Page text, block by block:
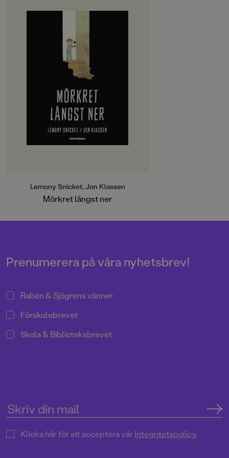
OM BOKEN
Mörkret bor i samma hus som
Alfred. För det mesta håller det till
nere i källaren. Det är bra, för
mörkret kan vara lite stort och
läskigt. Men så en natt kryper det
upp ur sitt hörn bakom
tvättmaskinen och breder ut sig
över fönster och dörrar, uppför de
många långa trapporna. Hela vägen
upp till Alfreds rum.
Med stor inlevelse, stilrena
illustrationer och ett poetiskt språk
Lemony Snicket, Jon Klassen
Mörkret längst ner
Prenumerera på våra nyhetsbrev!
Rabén & Sjögrens vänner
Förskolebrevet
Skola & Biblioteksbrevet
Klicka här för att acceptera vårIntegritetspolicy.